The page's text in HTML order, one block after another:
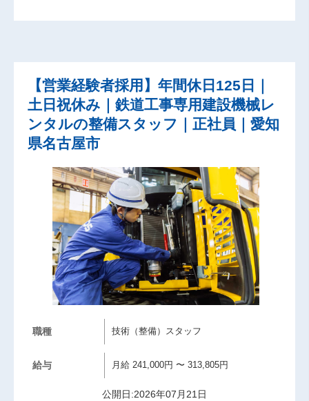
【営業経験者採用】年間休日125日｜
土日祝休み｜鉄道工事専用建設機械レ
ンタルの整備スタッフ｜正社員｜愛知
県名古屋市
職種 技術（整備）スタッフ
給与 月給 241,000円 〜 313,805円
公開日:2026年07月21日